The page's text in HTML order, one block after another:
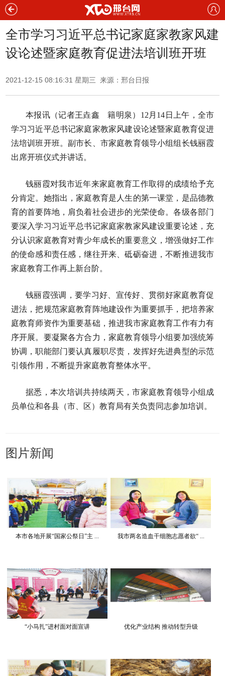
全市学习习近平总书记家庭家教家风建
设论述暨家庭教育促进法培训班开班
2021-12-15 08:16:31 星期三 来源：邢台日报
本报讯（记者王垚鑫 籍明泉）12月14日上午，全市
学习习近平总书记家庭家教家风建设论述暨家庭教育促进
法培训班开班。副市长、市家庭教育领导小组组长钱丽霞
出席开班仪式并讲话。
钱丽霞对我市近年来家庭教育工作取得的成绩给予充
分肯定。她指出，家庭教育是人生的第一课堂，是品德教
育的首要阵地，肩负着社会进步的光荣使命。各级各部门
要深入学习习近平总书记家庭家教家风建设重要论述，充
分认识家庭教育对青少年成长的重要意义，增强做好工作
的使命感和责任感，继往开来、砥砺奋进，不断推进我市
家庭教育工作再上新台阶。
钱丽霞强调，要学习好、宣传好、贯彻好家庭教育促
进法，把规范家庭教育阵地建设作为重要抓手，把培养家
庭教育师资作为重要基础，推进我市家庭教育工作有力有
序开展。要凝聚各方合力，家庭教育领导小组要加强统筹
协调，职能部门要认真履职尽责，发挥好先进典型的示范
引领作用，不断提升家庭教育整体水平。
据悉，本次培训共持续两天，市家庭教育领导小组成
员单位和各县（市、区）教育局有关负责同志参加培训。
图片新闻
本市各地开展“国家公祭日”主 ... 我市两名造血干细胞志愿者欲“ ...
“小马扎”进村面对面宣讲 优化产业结构 推动转型升级